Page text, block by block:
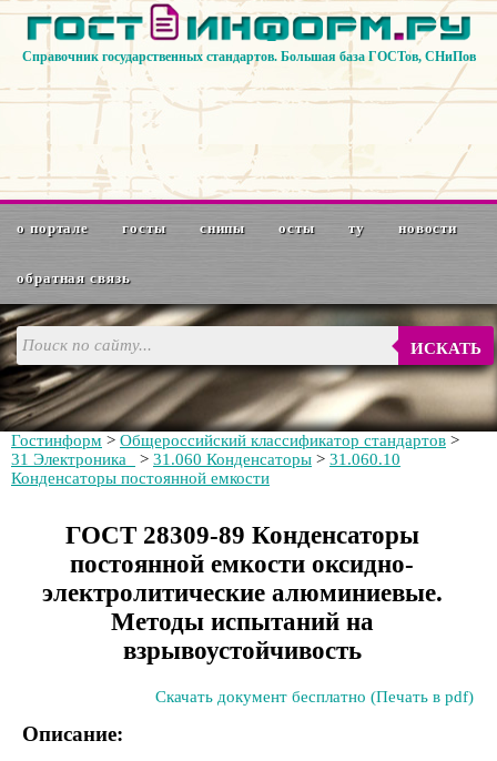
Справочник государственных стандартов. Большая база ГОСТов, СНиПов
о портале госты снипы осты ту новости
обратная связь
ИСКАТЬ
Гостинформ > Общероссийский классификатор стандартов >
31 Электроника
> 31.060 Конденсаторы > 31.060.10
Конденсаторы постоянной емкости
ГОСТ 28309-89 Конденсаторы
постоянной емкости оксидно-
электролитические алюминиевые.
Методы испытаний на
взрывоустойчивость
Скачать документ бесплатно (Печать в pdf)
Описание: